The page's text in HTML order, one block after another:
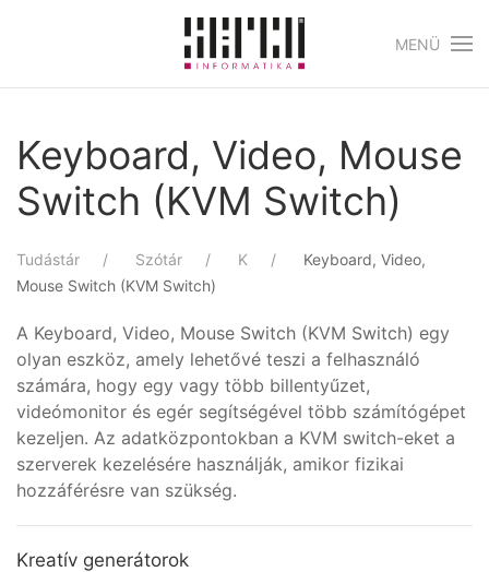
Skip to main content
MENÜ
Keyboard, Video, Mouse
Switch (KVM Switch)
Tudástár Szótár K
Keyboard, Video,
Mouse Switch (KVM Switch)
A Keyboard, Video, Mouse Switch (KVM Switch) egy
olyan eszköz, amely lehetővé teszi a felhasználó
számára, hogy egy vagy több billentyűzet,
videómonitor és egér segítségével több számítógépet
kezeljen. Az adatközpontokban a KVM switch-eket a
szerverek kezelésére használják, amikor fizikai
hozzáférésre van szükség.
Kreatív generátorok